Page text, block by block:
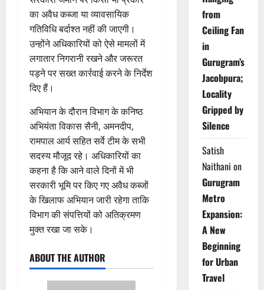
का अवैध कब्जा या व्यावसायिक
गतिविधि बर्दाश्त नहीं की जाएगी।
उन्होंने अधिकारियों को ऐसे मामलों में
लगातार निगरानी रखने और जरूरत
पड़ने पर सख्त कार्रवाई करने के निर्देश
दिए हैं।
अभियान के दौरान विभाग के कनिष्ठ
अभियंता विकास सैनी, अमनदीप,
रामपाल आर्य सहित सर्वे टीम के सभी
सदस्य मौजूद रहे। अधिकारियों का
कहना है कि आने वाले दिनों में भी
सरकारी भूमि पर किए गए अवैध कब्जों
के खिलाफ अभियान जारी रहेगा ताकि
विभाग की संपत्तियों को अतिक्रमण
मुक्त रखा जा सके।
ABOUT THE AUTHOR
from
Ceiling Fan
in
Gurugram’s
Jacobpura;
Locality
Gripped by
Silence
Satish
Naithani on
Gurugram
Metro
Expansion:
A New
Beginning
for Urban
Travel